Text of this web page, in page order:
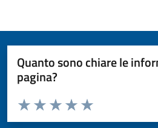
Quanto sono chiare le
pagina?
Valuta da 1 a 5 stelle la pagina
Valuta 5 stelle su 5
Valuta 4 stelle su 5
Valuta 3 stelle su 5
Valuta 2 stelle su 5
Valuta 1 stelle su 5